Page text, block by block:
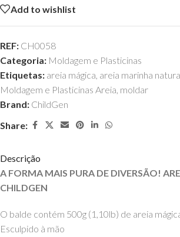
Add to wishlist
REF: CH0058
Categoria: Moldagem e Plasticinas
Etiquetas: areia mágica, areia marinha
Moldagem e Plasticinas Areia, moldar
Brand: ChildGen
Share:
Descrição
A FORMA MAIS PURA DE DIVERSÃO!
CHILDGEN
O balde contém 500g (1,10lb) de areia
Esculpido à mão